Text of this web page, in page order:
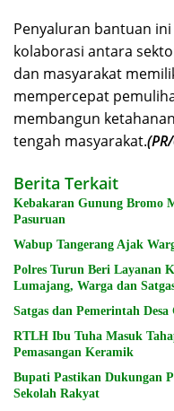
Penyaluran bantuan
kolaborasi antara
dan masyarakat
mempercepat
membangun
tengah masyarakat.
Berita Terkait
Kebakaran Gunung Bromo
Pasuruan
Wabup Tangerang Ajak
Polres Turun Beri Layanan
Lumajang, Warga dan
Satgas dan Pemerintah
RTLH Ibu Tuha Masuk
Pemasangan Keramik
Bupati Pastikan Dukungan
Sekolah Rakyat